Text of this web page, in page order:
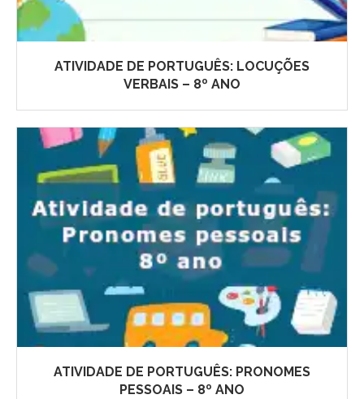
ATIVIDADE DE PORTUGUÊS: LOCUÇÕES
VERBAIS – 8º ANO
ATIVIDADE DE PORTUGUÊS: PRONOMES
PESSOAIS – 8º ANO